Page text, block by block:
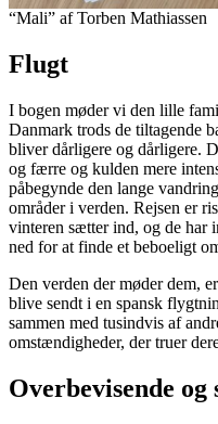
“Mali” af Torben Mathiassen
Flugt
I bogen møder vi den lille
Danmark trods de tiltagende
bliver dårligere og dårligere.
og færre og kulden mere
påbegynde den lange
områder i verden. Rejsen er
vinteren sætter ind, og de har
ned for at finde et beboeligt
Den verden der møder dem,
blive sendt i en spansk
sammen med tusindvis af
omstændigheder, der truer
Overbevisende